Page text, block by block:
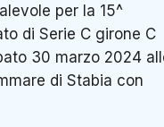
per la 15^
di Serie C girone C
30 marzo 2024
di Stabia con